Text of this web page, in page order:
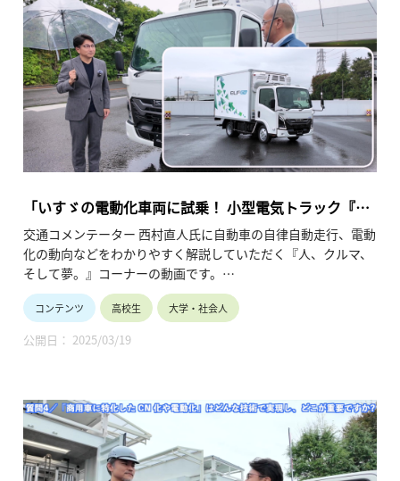
「いすゞの電動化車両に試乗！ 小型電気トラック『エ
ルフ EV』（乗る編 第1回）」
交通コメンテーター 西村直人氏に自動車の自律自動走行、電動
化の動向などをわかりやすく解説していただく『人、クルマ、
そして夢。』コーナーの動画です。
社会インフラとして様々な課題解決への対応が求められる中、
いすゞ自動車（株）がどのような取り組みを行っているかを紐
解く、シリーズ動画『商用車ならではの電動化と自動化技術』
の第3弾。
和7年3月公開、23分51秒）
コンテンツ 高校生 大学・社会人
公開日： 2025/03/19